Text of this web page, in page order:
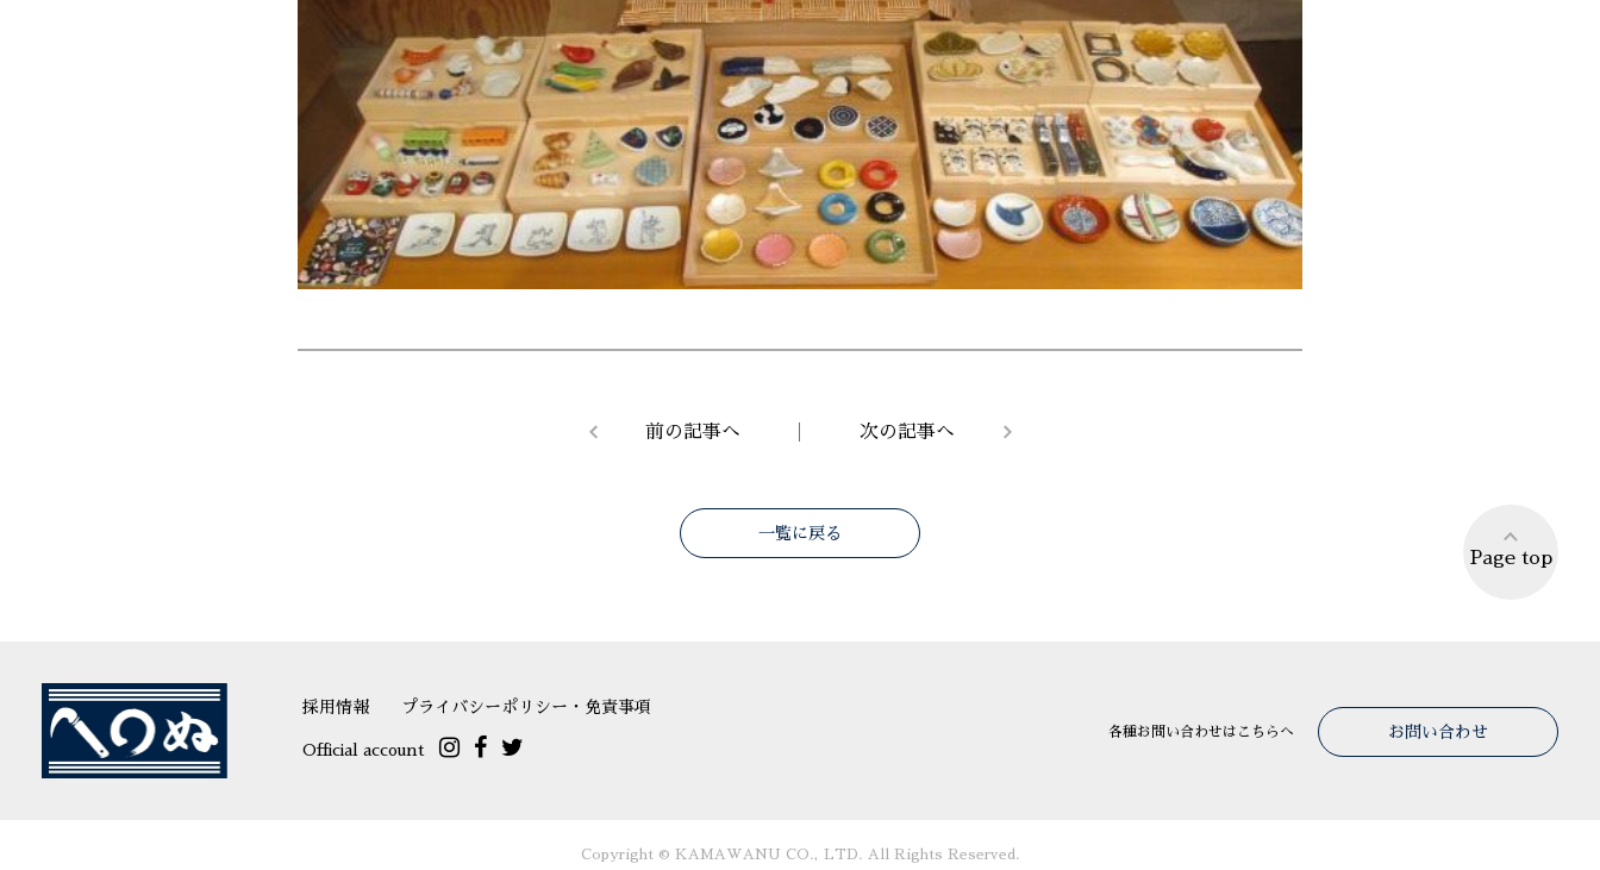
前の記事へ 次の記事へ
一覧に戻る
Page top
採用情報 プライバシーポリシー・免責事項
Official account
お問い合わせ
各種お問い合わせはこちらへ
Copyright © KAMAWANU CO., LTD. All Rights Reserved.